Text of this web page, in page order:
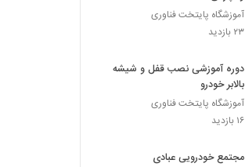
آموزشگاه پایتخت فناوری
۲۳ بازدید
دوره آموزشی نصب قفل و شیشه
بالابر خودرو
آموزشگاه پایتخت فناوری
۱۶ بازدید
مجتمع خودرویی عبادی